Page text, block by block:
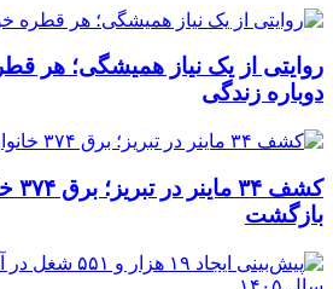
روایتی از یک نیاز همیشگی؛ هر
دوباره زندگی
بازگشت